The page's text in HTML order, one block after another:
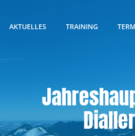
AKTUELLES TRAINING